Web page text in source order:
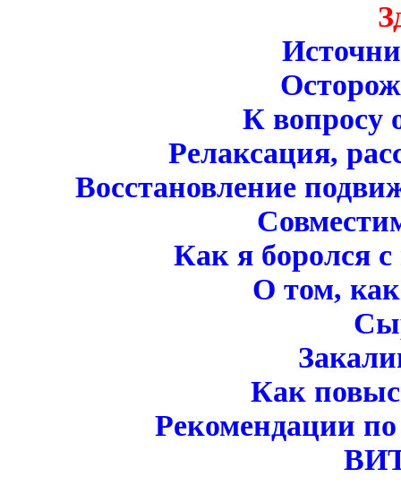
К вопросу
Релаксация,
Восcтановление
Как я боролся
О том,
Как
Рекомендации